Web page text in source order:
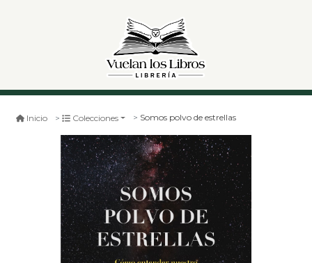
Inicio Colecciones Somos polvo de estrellas